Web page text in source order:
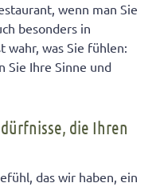
wenn man Sie
besonders in
wahr, was Sie fühlen:
Sie Ihre Sinne und
die Ihren
das wir haben, ein